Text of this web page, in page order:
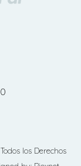
los Derechos